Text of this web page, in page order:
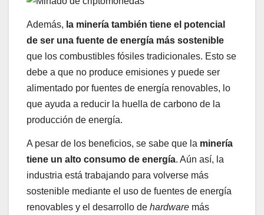
Además, la minería también tiene el potencial
de ser una fuente de energía más sostenible
que los combustibles fósiles tradicionales. Esto se
debe a que no produce emisiones y puede ser
alimentado por fuentes de energía renovables, lo
que ayuda a reducir la huella de carbono de la
producción de energía.
A pesar de los beneficios, se sabe que la minería
tiene un alto consumo de energía. Aún así, la
industria está trabajando para volverse más
sostenible mediante el uso de fuentes de energía
renovables y el desarrollo de hardware más